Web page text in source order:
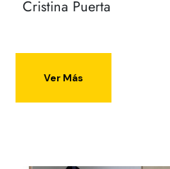
Cristina Puerta
Ver Más